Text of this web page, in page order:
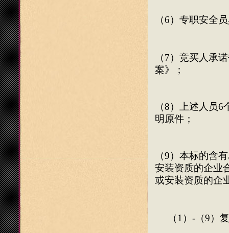
（6） 专职安全
（7）竞买人承
案》；
（8）上述人员6
明原件；
（9）本标的含
安装资质的企业
或安装资质的企
（1 ） -（9）